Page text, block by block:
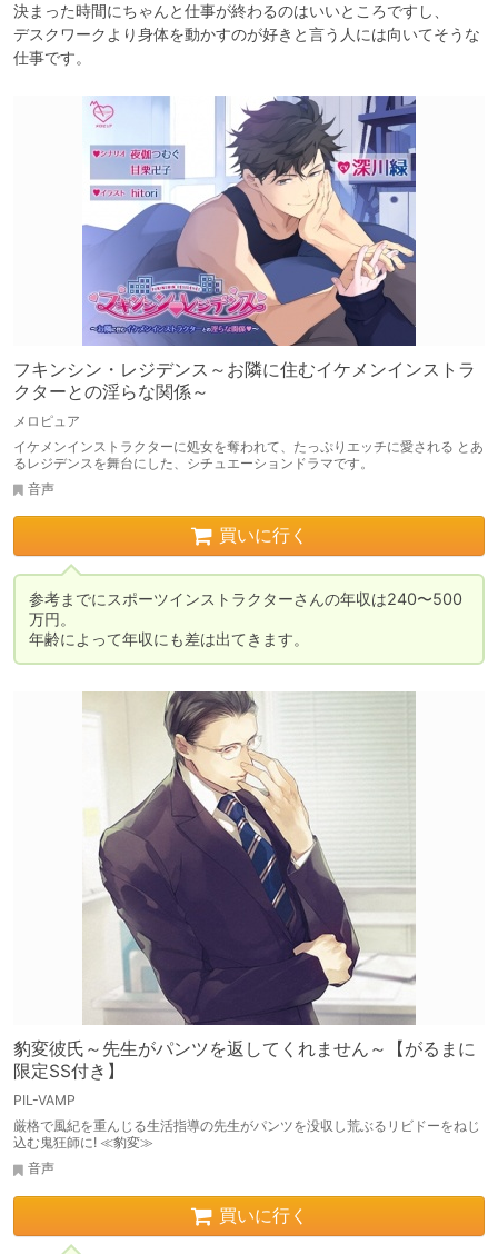
決まった時間にちゃんと仕事が終わるのはいいところですし、
デスクワークより身体を動かすのが好きと言う人には向いてそうな
仕事です。
フキンシン・レジデンス～お隣に住むイケメンインストラ
クターとの淫らな関係～
メロピュア
イケメンインストラクターに処女を奪われて、たっぷりエッチに愛される とあ
るレジデンスを舞台にした、シチュエーションドラマです。
音声
買いに行く
参考までにスポーツインストラクターさんの年収は240〜500
万円。
年齢によって年収にも差は出てきます。
豹変彼氏～先生がパンツを返してくれません～【がるまに
限定SS付き】
PIL-VAMP
厳格で風紀を重んじる生活指導の先生がパンツを没収し荒ぶるリビドーをねじ
込む鬼狂師に! ≪豹変≫
音声
買いに行く